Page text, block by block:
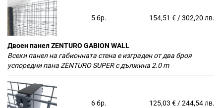
Двоен панел ZENTURO GABION WALL
Всеки панел на габионната стена е изграден от два броя
успоредни пана ZENTURO SUPER с дължина 2.0 m
5 бр. 154,51 € / 302,20 лв.
6 бр. 125,03 € / 244,54 лв.